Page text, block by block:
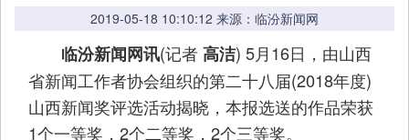
2019-05-18 10:10:12 来源：临汾新闻网
临汾新闻网讯(记者高洁) 5月16日，由山西
省新闻工作者协会组织的第二十八届(2018年度)
山西新闻奖评选活动揭晓，本报选送的作品荣获
1个一等奖，2个二等奖，2个三等奖。